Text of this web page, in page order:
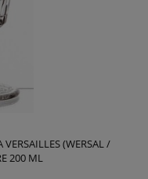
(WERSAL /
200 ML